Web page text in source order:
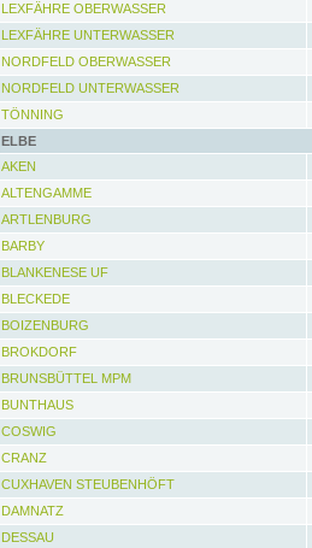
LEXFÄHRE OBERWASSER
LEXFÄHRE UNTERWASSER
NORDFELD OBERWASSER
NORDFELD UNTERWASSER
TÖNNING
ELBE
AKEN
ALTENGAMME
ARTLENBURG
BARBY
BLANKENESE UF
BLECKEDE
BOIZENBURG
BROKDORF
BRUNSBÜTTEL MPM
BUNTHAUS
COSWIG
CRANZ
CUXHAVEN STEUBENHÖFT
DAMNATZ
DESSAU